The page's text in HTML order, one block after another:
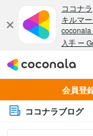
会員登
ココナラブログ